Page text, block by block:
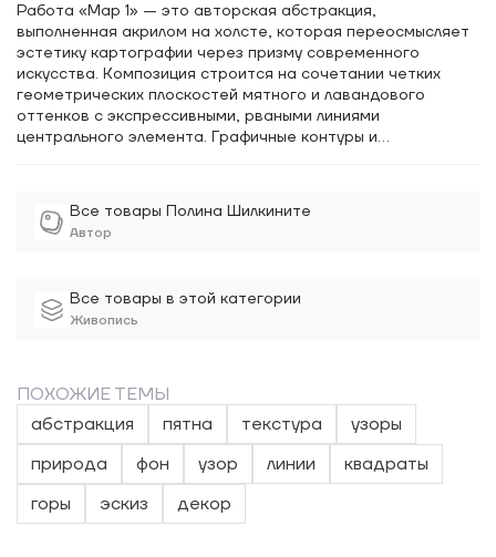
Все товары Полина Шилкините
Автор
Все товары в этой категории
Живопись
Работа «Map 1» — это авторская абстракция,
выполненная акрилом на холсте, которая переосмысляет
эстетику картографии через призму современного
искусства. Композиция строится на сочетании четких
геометрических плоскостей мятного и лавандового
оттенков с экспрессивными, рваными линиями
центрального элемента. Графичные контуры и
балансирующий между порядком и хаосом. Использование
контрастных цветовых пятен и тонкой проработки
деталей придает полотну глубину и многослойность. В
соседствуют с динамичными штрихами, создавая эффект
осязаемости пространства. Название подчеркивает
ПОХОЖИЕ ТЕМЫ
абстракция
пятна текстура
узоры
природа
фон узор линии
квадраты
горы
эскиз декор